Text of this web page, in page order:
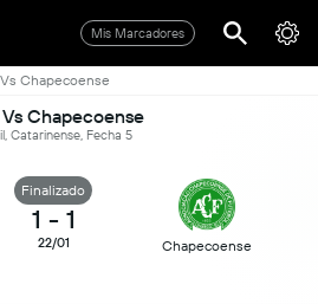
Mis Marcadores
Chapecoense
Chapecoense
Catarinense, Fecha 5
Finalizado
1 - 1
22/01 Chapecoense